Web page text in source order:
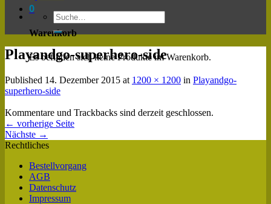
0
Warenkorb
Es befinden sich keine Produkte im Warenkorb.
Playandgo-superhero-side
Published 14. Dezember 2015 at 1200 × 1200 in Playandgo-
superhero-side
Kommentare und Trackbacks sind derzeit geschlossen.
← vorherige Seite
Nächste →
Rechtliches
Bestellvorgang
AGB
Datenschutz
Impressum